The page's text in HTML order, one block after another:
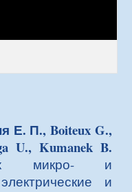
Е. П., Boiteux G.,
U., Kumanek B.
микро- и
и